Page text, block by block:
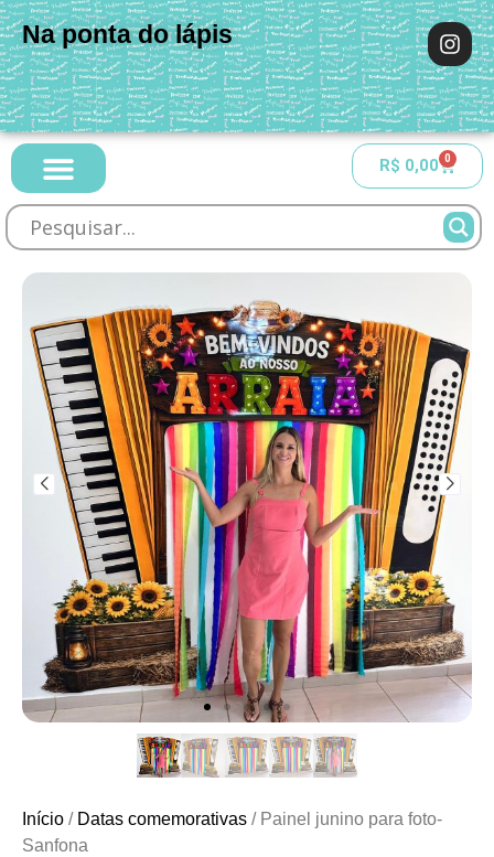
Na ponta do lápis
R$ 0,00 0
Início / Datas comemorativas / Painel junino para foto-
Sanfona